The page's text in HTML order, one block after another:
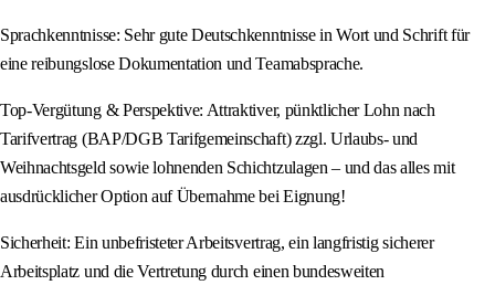
Sprachkenntnisse: Sehr gute Deutschkenntnisse in Wort und Schrift für
eine reibungslose Dokumentation und Teamabsprache.
Top-Vergütung & Perspektive: Attraktiver, pünktlicher Lohn nach
Tarifvertrag (BAP/DGB Tarifgemeinschaft) zzgl. Urlaubs- und
Weihnachtsgeld sowie lohnenden Schichtzulagen – und das alles mit
ausdrücklicher Option auf Übernahme bei Eignung!
Sicherheit: Ein unbefristeter Arbeitsvertrag, ein langfristig sicherer
Arbeitsplatz und die Vertretung durch einen bundesweiten